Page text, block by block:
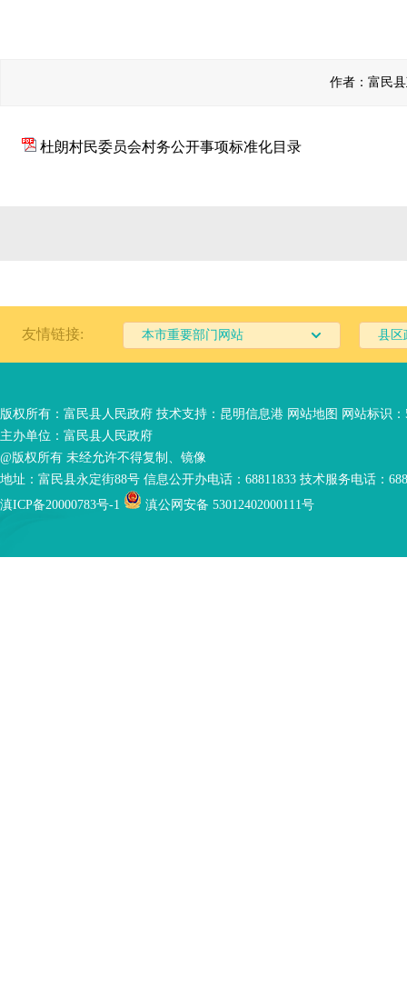
作者：富民
杜朗村民委员会村务公开事项标准化目录
友情链接: 本市重要部门网站 县区
版权所有：富民县人民政府 技术支持： 昆明信息港 网站地图 网站标识：
主办单位：富民县人民政府
@版权所有 未经允许不得复制、镜像
地址：富民县永定街88号 信息公开办电话：68811833 技术服务电话：
滇ICP备20000783号-1
滇公网安备 53012402000111号